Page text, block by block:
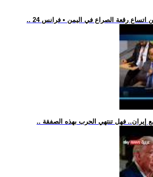
إيران.. فهل تنتهي الحرب بهذه الصفقة